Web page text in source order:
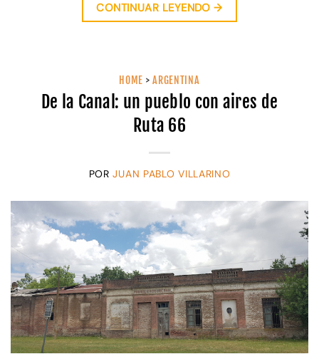
CONTINUAR LEYENDO→
HOME >ARGENTINA
De la Canal: un pueblo con aires de
Ruta 66
PORJUAN PABLO VILLARINO